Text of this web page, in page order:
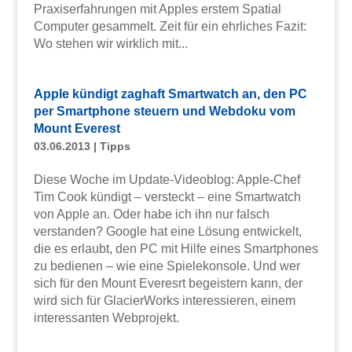
Praxiserfahrungen mit Apples erstem Spatial
Computer gesammelt. Zeit für ein ehrliches Fazit:
Wo stehen wir wirklich mit...
Apple kündigt zaghaft Smartwatch an, den PC
per Smartphone steuern und Webdoku vom
Mount Everest
03.06.2013| Tipps
Diese Woche im Update-Videoblog: Apple-Chef
Tim Cook kündigt – versteckt – eine Smartwatch
von Apple an. Oder habe ich ihn nur falsch
verstanden? Google hat eine Lösung entwickelt,
die es erlaubt, den PC mit Hilfe eines Smartphones
zu bedienen – wie eine Spielekonsole. Und wer
sich für den Mount Everesrt begeistern kann, der
wird sich für GlacierWorks interessieren, einem
interessanten Webprojekt.